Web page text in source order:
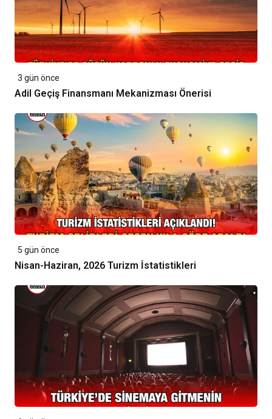
3 gün önce
Adil Geçiş Finansmanı Mekanizması Önerisi
5 gün önce
Nisan-Haziran, 2026 Turizm İstatistikleri